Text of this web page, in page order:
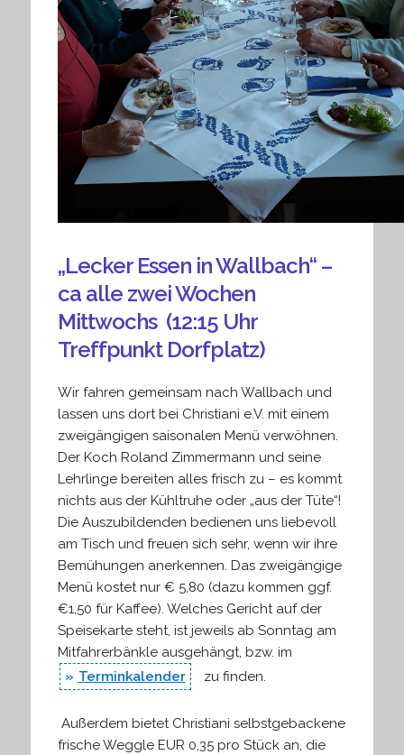
„Lecker Essen in Wallbach“ –
ca alle zwei Wochen
Mittwochs (12:15 Uhr
Treffpunkt Dorfplatz)
Wir fahren gemeinsam nach Wallbach und
lassen uns dort bei Christiani e.V. mit einem
zweigängigen saisonalen Menü verwöhnen.
Der Koch Roland Zimmermann und seine
Lehrlinge bereiten alles frisch zu – es kommt
nichts aus der Kühltruhe oder „aus der Tüte“!
Die Auszubildenden bedienen uns liebevoll
am Tisch und freuen sich sehr, wenn wir ihre
Bemühungen anerkennen. Das zweigängige
Menü kostet nur € 5,80 (dazu kommen ggf.
€1,50 für Kaffee). Welches Gericht auf der
Speisekarte steht, ist jeweils ab Sonntag am
Mitfahrerbänkle ausgehängt, bzw. im
Terminkalender
zu finden.
Außerdem bietet Christiani selbstgebackene
frische Weggle EUR 0,35 pro Stück an, die